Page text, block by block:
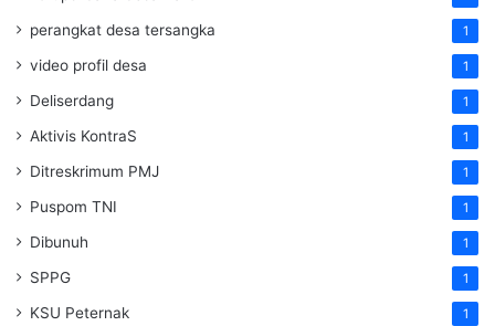
perangkat desa tersangka 1
video profil desa 1
Deliserdang 1
Aktivis KontraS 1
Ditreskrimum PMJ 1
Puspom TNI 1
Dibunuh 1
SPPG 1
KSU Peternak 1